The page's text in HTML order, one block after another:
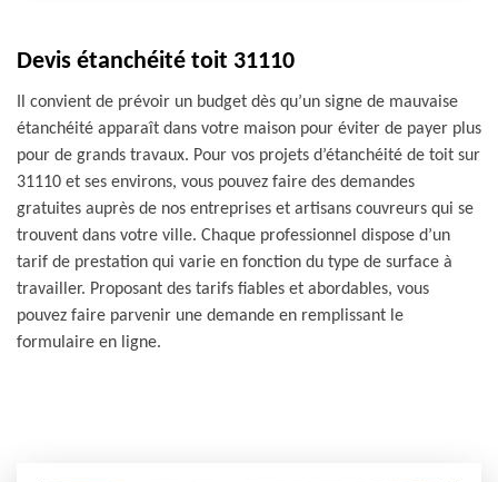
Devis étanchéité toit 31110
Il convient de prévoir un budget dès qu’un signe de mauvaise
étanchéité apparaît dans votre maison pour éviter de payer plus
pour de grands travaux. Pour vos projets d’étanchéité de toit sur
31110 et ses environs, vous pouvez faire des demandes
gratuites auprès de nos entreprises et artisans couvreurs qui se
trouvent dans votre ville. Chaque professionnel dispose d’un
tarif de prestation qui varie en fonction du type de surface à
travailler. Proposant des tarifs fiables et abordables, vous
pouvez faire parvenir une demande en remplissant le
formulaire en ligne.